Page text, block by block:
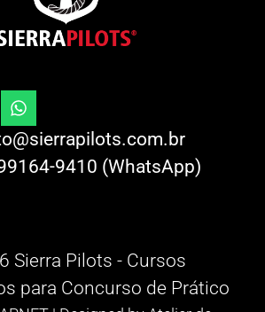
9410 (WhatsApp)
Sierra Pilots - Cursos
para Concurso de Prático